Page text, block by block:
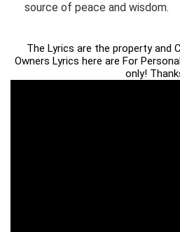
source of peace and wisdom.
The Lyrics are the property and
Owners Lyrics here are For
only!